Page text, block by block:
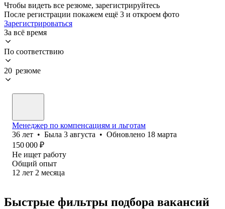
Чтобы видеть все резюме, зарегистрируйтесь
После регистрации покажем ещё 3 и откроем фото
Зарегистрироваться
За всё время
По соответствию
20 резюме
Менеджер по компенсациям и льготам
36 лет • Была 3 августа • Обновлено 18 марта
150 000 ₽
Не ищет работу
Общий опыт
12 лет 2 месяца
Быстрые фильтры подбора вакансий